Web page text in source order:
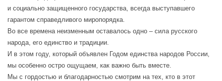
и социально защищенного государства, всегда выступавшего
гарантом справедливого миропорядка.
Во все времена неизменным оставалось одно – сила русского
народа, его единство и традиции.
И в этом году, который объявлен Годом единства народов России,
мы особенно остро ощущаем, как важно быть вместе.
Мы с гордостью и благодарностью смотрим на тех, кто в этот